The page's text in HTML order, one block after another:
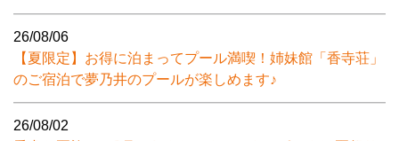
26/08/06
【夏限定】お得に泊まってプール満喫！姉妹館「香寺荘」
のご宿泊で夢乃井のプールが楽しめます♪
26/08/02